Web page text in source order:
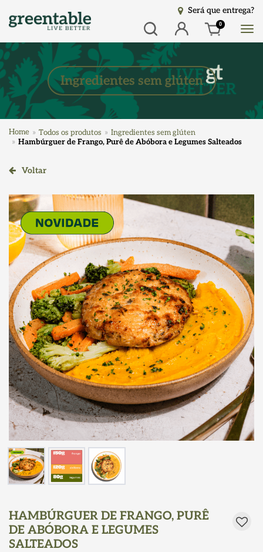
Será que entrega?
Busca
Entrar 0
Ingredientes sem glúten
Home Todos os produtos
Ingredientes sem glúten
Hambúrguer de Frango, Purê de Abóbora e Legumes Salteados
Voltar
HAMBÚRGUER DE FRANGO, PURÊ
DE ABÓBORA E LEGUMES
SALTEADOS